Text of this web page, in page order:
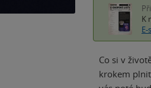
K
Co si v
krokem